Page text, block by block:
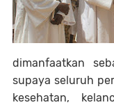
dimanfaatkan
supaya seluruh
kesehatan,